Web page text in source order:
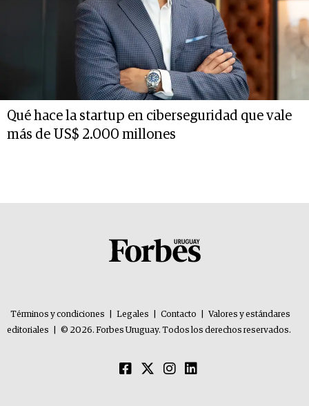
Qué hace la startup en ciberseguridad que vale
más de US$ 2.000 millones
Términos y condiciones Legales Contacto
Valores y estándares
editoriales
© 2026. Forbes Uruguay. Todos los derechos reservados.